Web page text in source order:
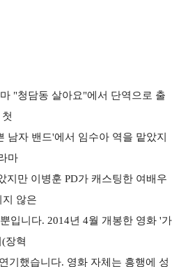
"청담동 살아요"에서 단역으로 출
남자 밴드'에서 임수아 역을 맡았지
마
지만 이병훈 PD가 캐스팅한 여배우
지 않은
입니다. 2014년 4월 개봉한 영화 '가
장혁
기했습니다. 영화 자체는 흥행에 성